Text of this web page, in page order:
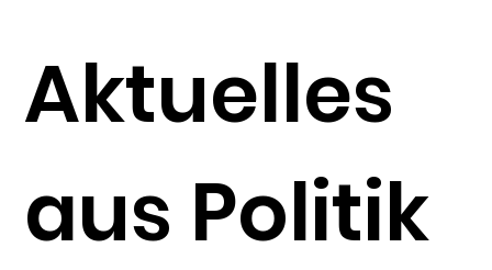
Aktuelles
aus Politik